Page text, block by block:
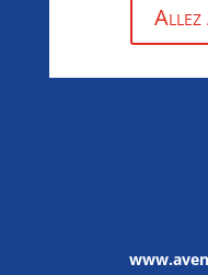
Allez